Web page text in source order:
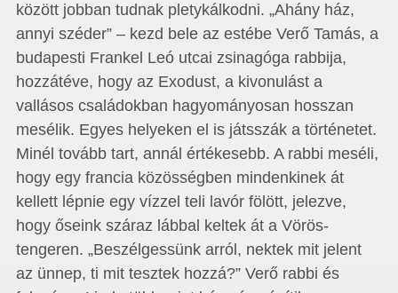
között jobban tudnak pletykálkodni. „Ahány ház,
annyi széder” – kezd bele az estébe Verő Tamás, a
budapesti Frankel Leó utcai zsinagóga rabbija,
hozzátéve, hogy az Exodust, a kivonulást a
vallásos családokban hagyományosan hosszan
mesélik. Egyes helyeken el is játsszák a történetet.
Minél tovább tart, annál értékesebb. A rabbi meséli,
hogy egy francia közösségben mindenkinek át
kellett lépnie egy vízzel teli lavór fölött, jelezve,
hogy őseink száraz lábbal keltek át a Vörös-
tengeren. „Beszélgessünk arról, nektek mit jelent
az ünnep, ti mit tesztek hozzá?” Verő rabbi és